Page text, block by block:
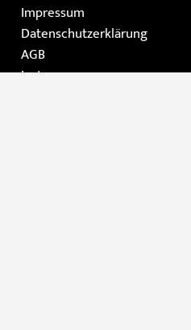
Impressum
Datenschutzerklärung
AGB
Instagram